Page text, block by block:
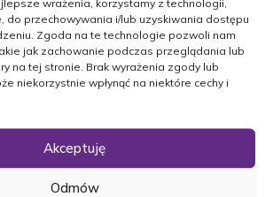
do przechowywania i/lub uzyskiwania dostępu
Zgoda na te technologie pozwoli nam
jak zachowanie podczas przeglądania lub
na tej stronie. Brak wyrażenia zgody lub
niekorzystnie wpłynąć na niektóre cechy i
Akceptuję
Odmów